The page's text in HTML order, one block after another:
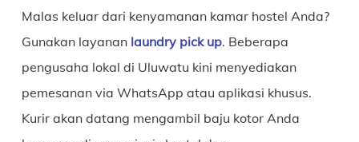
Malas keluar dari kenyamanan kamar hostel Anda?
Gunakan layanan laundry pick up. Beberapa
pengusaha lokal di Uluwatu kini menyediakan
pemesanan via WhatsApp atau aplikasi khusus.
Kurir akan datang mengambil baju kotor Anda